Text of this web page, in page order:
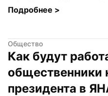
Подробнее >
Общество
Как будут
общественники
президента в